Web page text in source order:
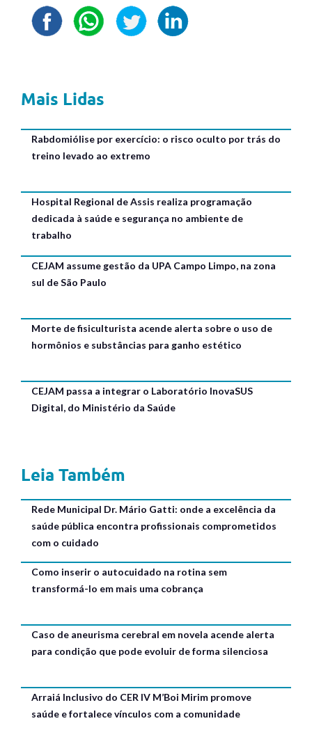
Mais Lidas
Rabdomiólise por exercício: o risco oculto por trás do
treino levado ao extremo
Hospital Regional de Assis realiza programação
dedicada à saúde e segurança no ambiente de
trabalho
CEJAM assume gestão da UPA Campo Limpo, na zona
sul de São Paulo
Morte de fisiculturista acende alerta sobre o uso de
hormônios e substâncias para ganho estético
CEJAM passa a integrar o Laboratório InovaSUS
Digital, do Ministério da Saúde
Leia Também
Rede Municipal Dr. Mário Gatti: onde a excelência da
saúde pública encontra profissionais comprometidos
com o cuidado
Como inserir o autocuidado na rotina sem
transformá-lo em mais uma cobrança
Caso de aneurisma cerebral em novela acende alerta
para condição que pode evoluir de forma silenciosa
Arraiá Inclusivo do CER IV M’Boi Mirim promove
saúde e fortalece vínculos com a comunidade